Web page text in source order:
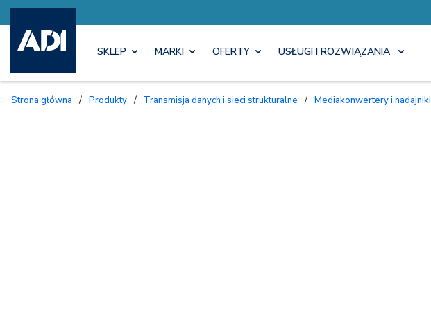
SKLEP MARKI OFERTY USŁUGI I ROZWIĄZANIA
Strona główna / Produkty / Transmisja danych i sieci strukturalne / Mediakonwertery i nadajniki